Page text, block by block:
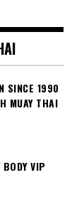
SINCE 1990
MUAY THAI
VIP